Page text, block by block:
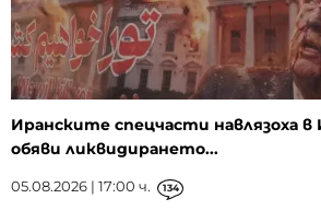
Иранските спецчасти навлязоха в
обяви ликвидирането...
05.08.2026 | 17:00 ч. 134